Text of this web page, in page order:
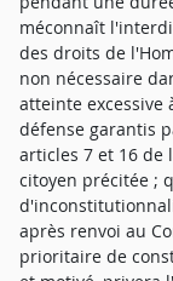
méconnaît
des droits de
non nécessaire
atteinte
défense garantis
articles 7 et 16 de
citoyen précitée ;
après renvoi au
prioritaire de